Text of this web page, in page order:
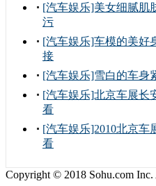
[汽车娱乐]美女细腻肌
污
[汽车娱乐]车模的美好
接
[汽车娱乐]雪白的车身
[汽车娱乐]北京车展长
看
[汽车娱乐]2010北京车
看
Copyright © 2018 Sohu.com